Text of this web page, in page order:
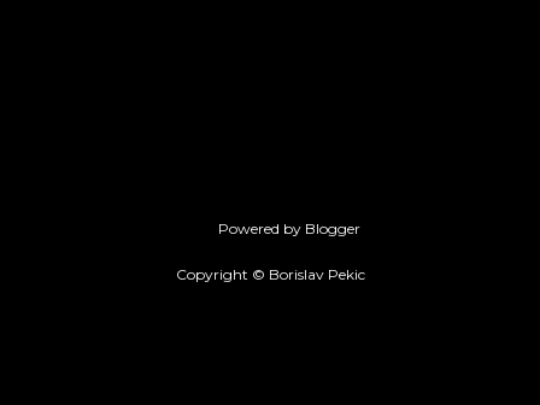
Powered by Blogger
Copyright © Borislav Pekic